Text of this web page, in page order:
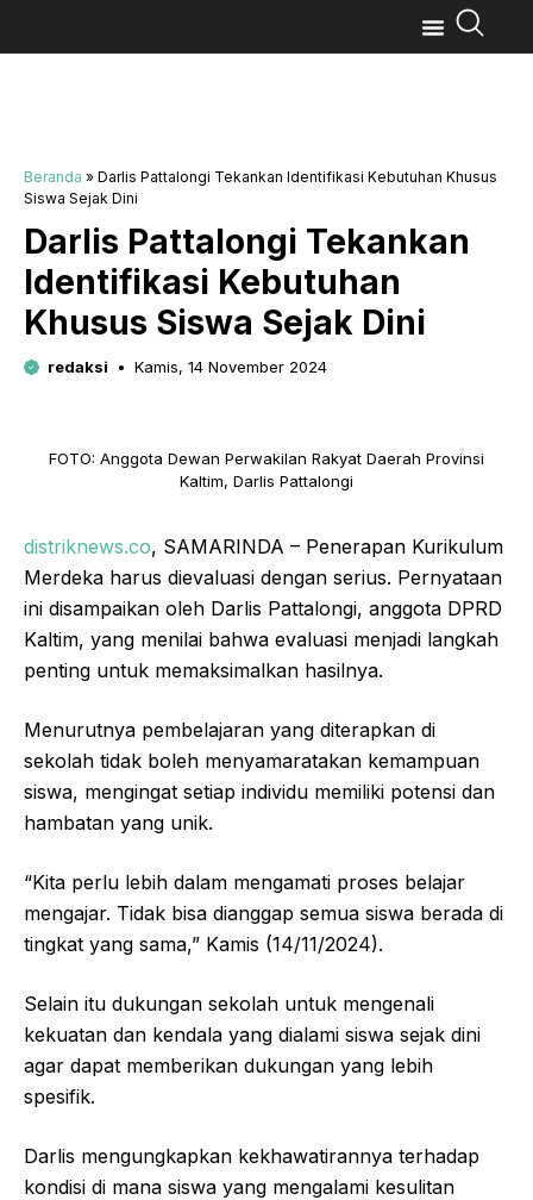
Beranda » Darlis Pattalongi Tekankan Identifikasi Kebutuhan Khusus
Siswa Sejak Dini
Darlis Pattalongi Tekankan
Identifikasi Kebutuhan
Khusus Siswa Sejak Dini
redaksi Kamis, 14 November 2024
FOTO: Anggota Dewan Perwakilan Rakyat Daerah Provinsi
Kaltim, Darlis Pattalongi
distriknews.co, SAMARINDA – Penerapan Kurikulum
Merdeka harus dievaluasi dengan serius. Pernyataan
ini disampaikan oleh Darlis Pattalongi, anggota DPRD
Kaltim, yang menilai bahwa evaluasi menjadi langkah
penting untuk memaksimalkan hasilnya.
Menurutnya pembelajaran yang diterapkan di
sekolah tidak boleh menyamaratakan kemampuan
siswa, mengingat setiap individu memiliki potensi dan
hambatan yang unik.
“Kita perlu lebih dalam mengamati proses belajar
mengajar. Tidak bisa dianggap semua siswa berada di
tingkat yang sama,” Kamis (14/11/2024).
Selain itu dukungan sekolah untuk mengenali
kekuatan dan kendala yang dialami siswa sejak dini
agar dapat memberikan dukungan yang lebih
spesifik.
Darlis mengungkapkan kekhawatirannya terhadap
kondisi di mana siswa yang mengalami kesulitan